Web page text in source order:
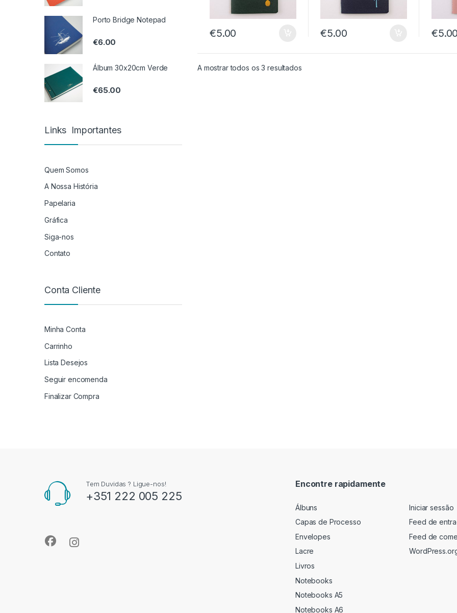
€5.00 €5.00 €
A mostrar todos os 3 resultadosOrdenado por preço: menor para maior
Porto Bridge Notepad
€6.00
Álbum 30x20cm Verde
€65.00
Links Importantes
Quem Somos
A Nossa História
Papelaria
Gráfica
Siga-nos
Contato
Conta Cliente
Minha Conta
Carrinho
Lista Desejos
Seguir encomenda
Finalizar Compra
Tem Duvidas ? Ligue-nos!
+351 222 005 225
Encontre rapidamente
Álbuns
Capas de Processo
Envelopes
Lacre
Livros
Notebooks
Notebooks A5
Notebooks A6
Iniciar sessão
Feed de
Feed de